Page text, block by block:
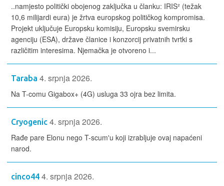
..namjesto politički obojenog zaključka u članku: IRIS² (težak
10,6 milijardi eura) je žrtva europskog političkog kompromisa.
Projekt uključuje Europsku komisiju, Europsku svemirsku
agenciju (ESA), države članice i konzorcij privatnih tvrtki s
različitim interesima. Njemačka je otvoreno i...
Taraba 4. srpnja 2026.
Na T-comu Gigabox+ (4G) usluga 33 ojra bez limita.
Cryogenic 4. srpnja 2026.
Rađe pare Elonu nego T-scum'u koji izrabljuje ovaj napaćeni
narod.
cinco44 4. srpnja 2026.